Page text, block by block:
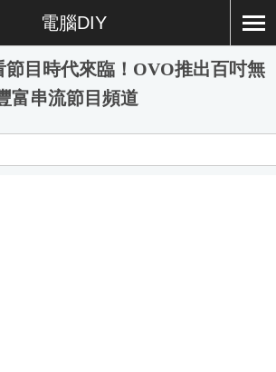
電腦DIY
節目時代來臨！OVO推出百吋無
富串流節目頻道